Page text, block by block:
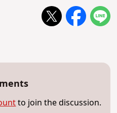
to join the discussion.